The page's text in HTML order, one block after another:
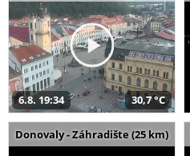
6.8. 19:34 30,7 °C
Donovaly - Záhradište (25 km)